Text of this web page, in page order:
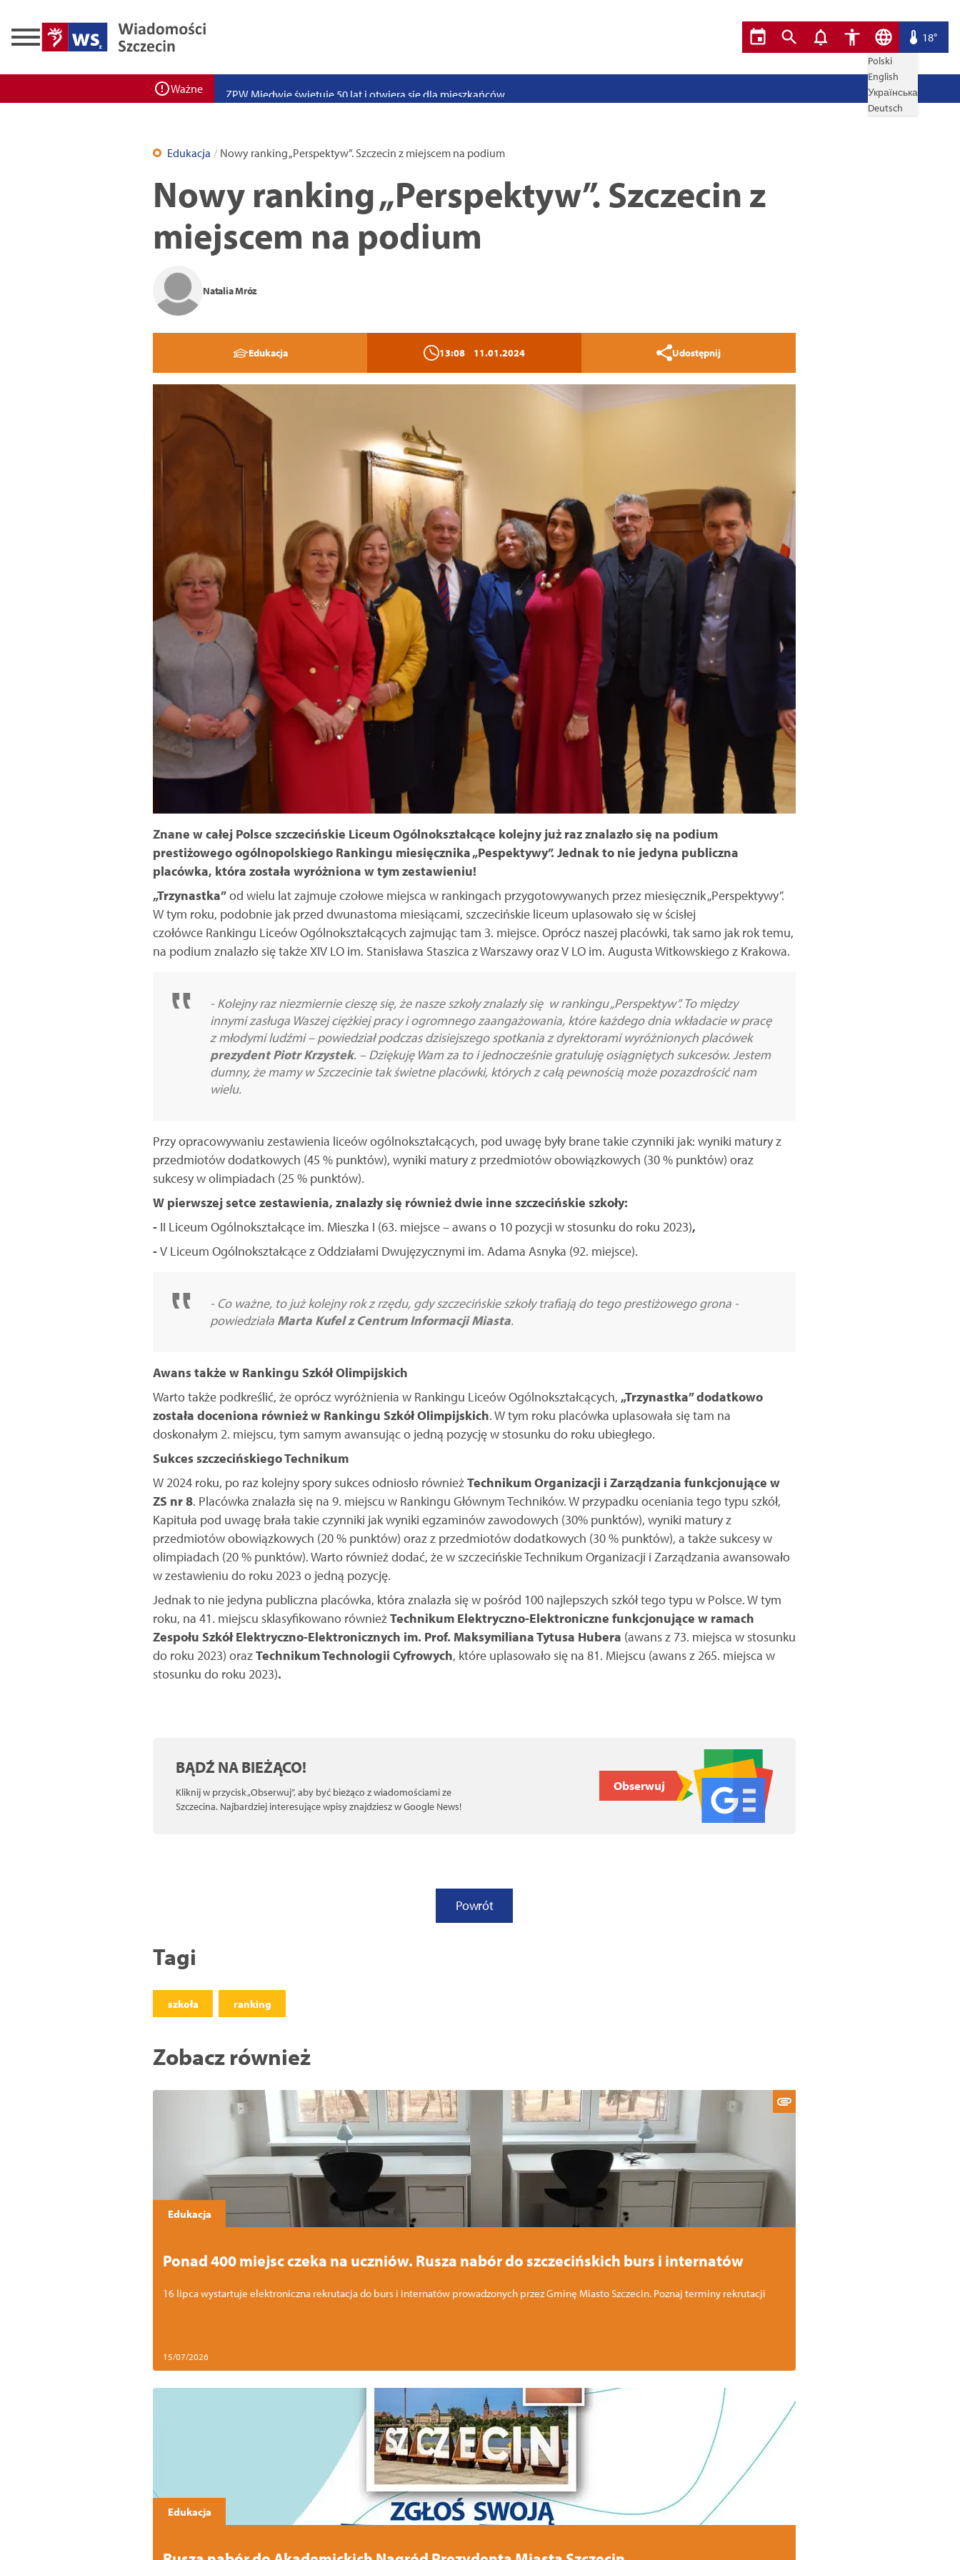
Polski
English
Українська
Deutsch
18°
Ważne
ZPW Miedwie świętuje 50 lat i otwiera się dla mieszkańców
Edukacja Nowy ranking „Perspektyw”. Szczecin z miejscem na podium
Nowy ranking „Perspektyw”. Szczecin z
miejscem na podium
Natalia Mróz
Edukacja 13:08 11.01.2024 Udostępnij
Znane w całej Polsce szczecińskie Liceum Ogólnokształcące kolejny już raz znalazło się na podium
prestiżowego ogólnopolskiego Rankingu miesięcznika „Pespektywy”. Jednak to nie jedyna publiczna
placówka, która została wyróżniona w tym zestawieniu!
„Trzynastka”od wielu lat zajmuje czołowe miejsca w rankingach przygotowywanych przez miesięcznik „Perspektywy”.
W tym roku, podobnie jak przed dwunastoma miesiącami, szczecińskie liceum uplasowało się w ścisłej
czołówce Rankingu Liceów Ogólnokształcących zajmując tam 3. miejsce. Oprócz naszej placówki, tak samo jak rok temu,
na podium znalazło się także XIV LO im. Stanisława Staszica z Warszawy oraz V LO im. Augusta Witkowskiego z Krakowa.
- Kolejny raz niezmiernie cieszę się, że nasze szkoły znalazły się w rankingu „Perspektyw”. To między
innymi zasługa Waszej ciężkiej pracy i ogromnego zaangażowania, które każdego dnia wkładacie w pracę
z młodymi ludźmi – powiedział podczas dzisiejszego spotkania z dyrektorami wyróżnionych placówek
prezydent Piotr Krzystek. – Dziękuję Wam za to i jednocześnie gratuluję osiągniętych sukcesów. Jestem
dumny, że mamy w Szczecinie tak świetne placówki, których z całą pewnością może pozazdrościć nam
wielu.
Przy opracowywaniu zestawienia liceów ogólnokształcących, pod uwagę były brane takie czynniki jak: wyniki matury z
przedmiotów dodatkowych (45 % punktów), wyniki matury z przedmiotów obowiązkowych (30 % punktów) oraz
sukcesy w olimpiadach (25 % punktów).
W pierwszej setce zestawienia, znalazły się również dwie inne szczecińskie szkoły:
- II Liceum Ogólnokształcące im. Mieszka I (63. miejsce – awans o 10 pozycji w stosunku do roku 2023),
-V Liceum Ogólnokształcące z Oddziałami Dwujęzycznymi im. Adama Asnyka (92. miejsce).
- Co ważne, to już kolejny rok z rzędu, gdy szczecińskie szkoły trafiają do tego prestiżowego grona -
powiedziała Marta Kufel z Centrum Informacji Miasta.
Awans także w Rankingu Szkół Olimpijskich
Warto także podkreślić, że oprócz wyróżnienia w Rankingu Liceów Ogólnokształcących, „Trzynastka” dodatkowo
została doceniona również w Rankingu Szkół Olimpijskich. W tym roku placówka uplasowała się tam na
doskonałym 2. miejscu, tym samym awansując o jedną pozycję w stosunku do roku ubiegłego.
Sukces szczecińskiego Technikum
W 2024 roku, po raz kolejny spory sukces odniosło równieżTechnikum Organizacji i Zarządzania funkcjonujące w
ZS nr 8. Placówka znalazła się na 9. miejscu w Rankingu Głównym Techników. W przypadku oceniania tego typu szkół,
Kapituła pod uwagę brała takie czynniki jak wyniki egzaminów zawodowych (30% punktów), wyniki matury z
przedmiotów obowiązkowych (20 % punktów) oraz z przedmiotów dodatkowych (30 % punktów), a także sukcesy w
olimpiadach (20 % punktów). Warto również dodać, że w szczecińskie Technikum Organizacji i Zarządzania awansowało
w zestawieniu do roku 2023 o jedną pozycję.
Jednak to nie jedyna publiczna placówka, która znalazła się w pośród 100 najlepszych szkół tego typu w Polsce. W tym
roku, na 41. miejscu sklasyfikowano równieżTechnikum Elektryczno-Elektroniczne funkcjonujące w ramach
Zespołu Szkół Elektryczno-Elektronicznych im. Prof. Maksymiliana Tytusa Hubera (awans z 73. miejsca w stosunku
do roku 2023) orazTechnikum Technologii Cyfrowych, które uplasowało się na 81. Miejscu (awans z 265. miejsca w
stosunku do roku 2023).
BĄDŹ NA BIEŻĄCO!
Kliknij w przycisk „Obserwuj”, aby być bieżąco z wiadomościami ze
Szczecina. Najbardziej interesujące wpisy znajdziesz w Google News!
Obserwuj
Powrót
Tagi
szkoła ranking
Zobacz również
Edukacja
Ponad 400 miejsc czeka na uczniów. Rusza nabór do szczecińskich burs i internatów
16 lipca wystartuje elektroniczna rekrutacja do burs i internatów prowadzonych przez Gminę Miasto Szczecin. Poznaj terminy rekrutacji
15/07/2026
Edukacja